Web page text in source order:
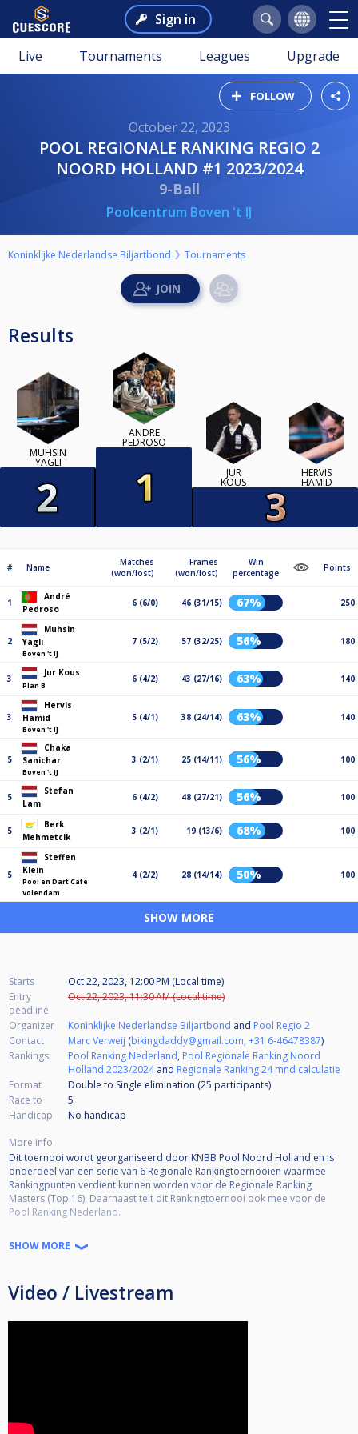
Sign in
Live Tournaments Leagues Upgrade
FOLLOW
October 22, 2023
POOL REGIONALE RANKING REGIO 2
NOORD HOLLAND #1 2023/2024
9-Ball
Poolcentrum Boven 't IJ
Koninklijke Nederlandse Biljartbond Tournaments
Results
MUHSIN
YAGLI
ANDRÉ
PEDROSO
JUR
KOUS
HERVIS
HAMID
# Name
Matches
(won/lost)
Frames
(won/lost)
Win
percentage
Points
1
André
Pedroso
6 (6/0) 46 (31/15) 67% 250
2
Muhsin
Yagli
Boven 't IJ
7 (5/2) 57 (32/25) 56% 180
3
Jur Kous
Plan B
6 (4/2) 43 (27/16) 63% 140
3
Hervis
Hamid
Boven 't IJ
5 (4/1) 38 (24/14) 63% 140
5
Chaka
Sanichar
Boven 't IJ
3 (2/1) 25 (14/11) 56% 100
5
Stefan
Lam
6 (4/2) 48 (27/21) 56% 100
5
Berk
Mehmetcik
3 (2/1) 19 (13/6) 68% 100
5
Steffen
Klein
Pool en Dart Cafe
Volendam
4 (2/2) 28 (14/14) 50% 100
SHOW MORE
Starts
Oct 22, 2023, 12:00 PM (Local time)
Entry
deadline
Oct 22, 2023, 11:30 AM (Local time)
Organizer Koninklijke Nederlandse Biljartbond and Pool Regio 2
Contact
Marc Verweij (bikingdaddy@gmail.com,+31 6-46478387)
Rankings
Pool Ranking Nederland, Pool Regionale Ranking Noord
Holland 2023/2024and Regionale Ranking 24 mnd calculatie
Format
Double to Single elimination (25 participants)
Race to
5
Handicap
No handicap
More info
Dit toernooi wordt georganiseerd door KNBB Pool Noord Holland en is
onderdeel van een serie van 6 Regionale Rankingtoernooien waarmee
Rankingpunten verdient kunnen worden voor de Regionale Ranking
Masters (Top 16). Daarnaast telt dit Rankingtoernooi ook mee voor de
Pool Ranking Nederland.
Toernooi informatie:
•Open voor alle niveaus
•Kwalificatie Masters (Top 16) 50% deelname = minimaal 3 deelnames
winnaar WQ1 vs winnaar LQ5
SHOW MORE
Video / Livestream